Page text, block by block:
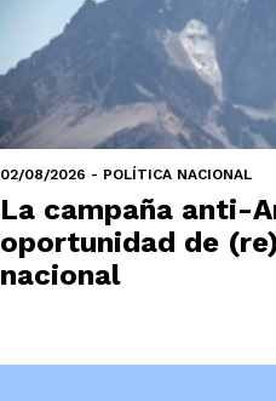
02/08/2026 - POLÍTICA NACIONAL
La campaña anti-
oportunidad de
nacional